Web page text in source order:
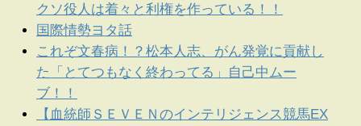
クソ役人は着々と利権を作っている！！
国際情勢ヨタ話
これぞ文春病！？松本人志、がん発覚に貢献し
た「とてつもなく終わってる」自己中ムー
ブ！！
【血統師ＳＥＶＥＮのインテリジェンス競馬EX